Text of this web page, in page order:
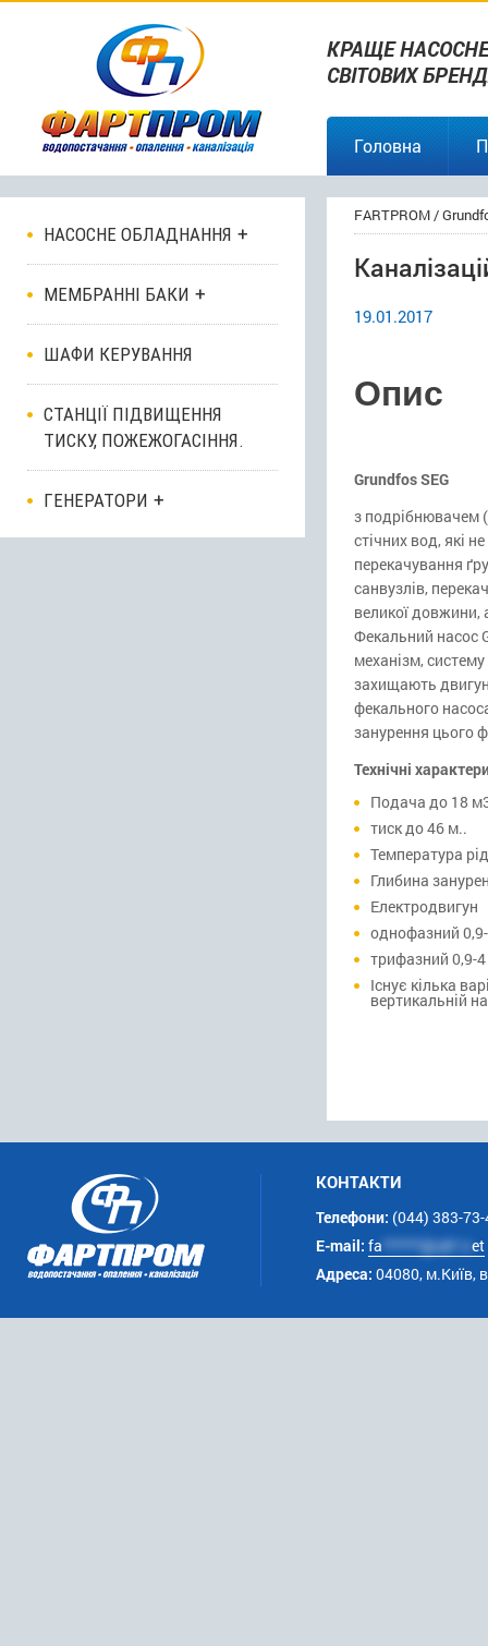
КРАЩЕ
СВІТОВИХ
Головна
НАСОСНЕ ОБЛАДНАННЯ
МЕМБРАННІ БАКИ
ШАФИ КЕРУВАННЯ
СТАНЦІЇ ПІДВИЩЕННЯ
ТИСКУ, ПОЖЕЖОГАСІННЯ.
ГЕНЕРАТОРИ
FARTPROM/
19.01.2017
Опис
Grundfos SEG
з подрібнювачем
стічних вод, які
перекачування
санвузлів,
великої
Фекальний насос
механізм,
захищають двигун
фекального
занурення цього
Технічні
Подача до 18
тиск до 46 м..
Температура
Глибина
Електродвигун
однофазний
трифазний 0,9-
Існує кілька
вертикальній
КОНТАКТИ
Телефони: (044) 383-
E-mail: fa ******@uk*.net
Адреса: 04080, м.Київ,